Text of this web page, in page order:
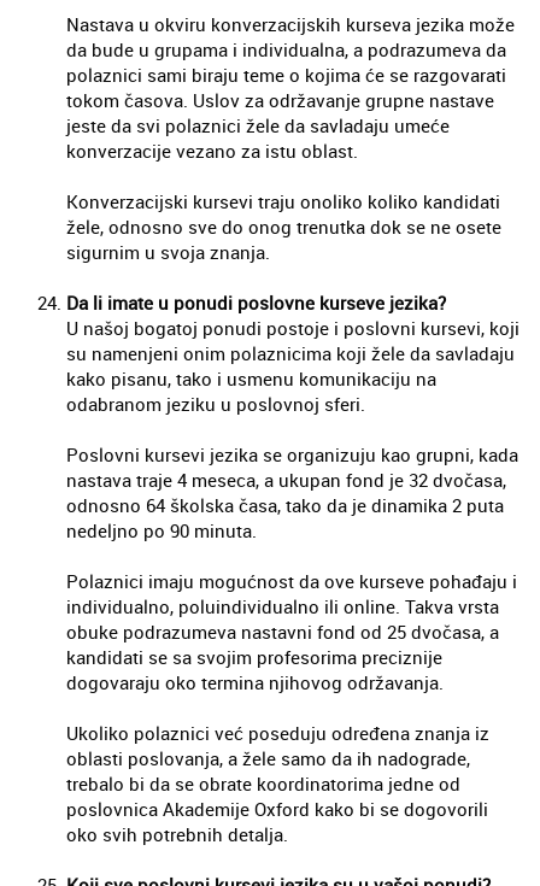
Nastava u okviru konverzacijskih kurseva jezika može
da bude u grupama i individualna, a podrazumeva da
polaznici sami biraju teme o kojima će se razgovarati
tokom časova. Uslov za održavanje grupne nastave
jeste da svi polaznici žele da savladaju umeće
konverzacije vezano za istu oblast.
Konverzacijski kursevi traju onoliko koliko kandidati
žele, odnosno sve do onog trenutka dok se ne osete
sigurnim u svoja znanja.
Da li imate u ponudi poslovne kurseve jezika?
U našoj bogatoj ponudi postoje i poslovni kursevi, koji
su namenjeni onim polaznicima koji žele da savladaju
kako pisanu, tako i usmenu komunikaciju na
odabranom jeziku u poslovnoj sferi.
Poslovni kursevi jezika se organizuju kao grupni, kada
nastava traje 4 meseca, a ukupan fond je 32 dvočasa,
odnosno 64 školska časa, tako da je dinamika 2 puta
nedeljno po 90 minuta.
Polaznici imaju mogućnost da ove kurseve pohađaju i
individualno, poluindividualno ili online. Takva vrsta
obuke podrazumeva nastavni fond od 25 dvočasa, a
kandidati se sa svojim profesorima preciznije
dogovaraju oko termina njihovog održavanja.
Ukoliko polaznici već poseduju određena znanja iz
oblasti poslovanja, a žele samo da ih nadograde,
trebalo bi da se obrate koordinatorima jedne od
poslovnica Akademije Oxford kako bi se dogovorili
oko svih potrebnih detalja.